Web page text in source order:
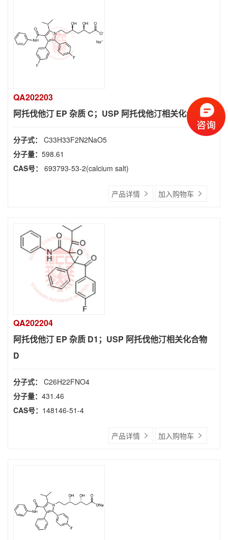
QA202203
阿托伐他汀 EP 杂质 C；USP 阿托伐他汀相关化合物 C
分子式： C33H33F2N2NaO5
分子量： 598.61
CAS号：
693793-53-2(calcium salt)
产品详情 加入购物车
QA202204
阿托伐他汀 EP 杂质 D1；USP 阿托伐他汀相关化合物
D
分子式： C26H22FNO4
分子量： 431.46
CAS号： 148146-51-4
产品详情 加入购物车